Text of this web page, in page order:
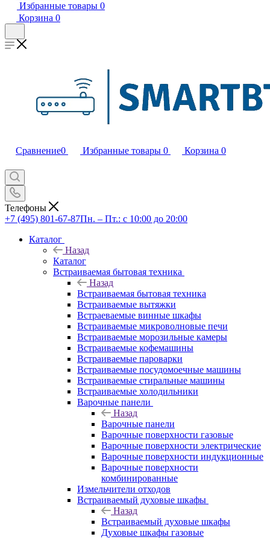
Избранные товары 0
Корзина 0
Сравнение0 Избранные товары 0 Корзина 0
Телефоны
+7 (495) 801-67-87Пн. – Пт.: с 10:00 до 20:00
Каталог
Назад
Каталог
Встраиваемая бытовая техника
Назад
Встраиваемая бытовая техника
Встраиваемые вытяжки
Встраеваемые винные шкафы
Встраиваемые микроволновые печи
Встраиваемые морозильные камеры
Встраиваемые кофемашины
Встраиваемые пароварки
Встраиваемые посудомоечные машины
Встраиваемые стиральные машины
Встраиваемые холодильники
Варочные панели
Назад
Варочные панели
Варочные поверхности газовые
Варочные поверхности электрические
Варочные поверхности индукционные
Варочные поверхности
комбинированные
Измельчители отходов
Встраиваемый духовые шкафы
Назад
Встраиваемый духовые шкафы
Духовые шкафы газовые